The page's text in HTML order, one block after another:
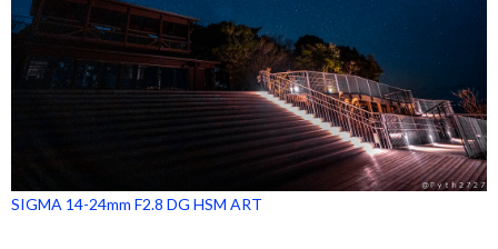
SIGMA 14-24mm F2.8 DG HSM ART